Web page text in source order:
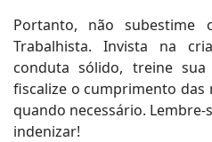
Portanto, não subestime
Trabalhista. Invista na
conduta sólido, treine sua
fiscalize o cumprimento das
quando necessário.
indenizar!